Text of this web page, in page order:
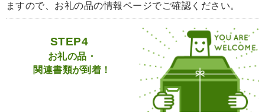
ますので、お礼の品の情報ページでご確認ください。
STEP4
お礼の品・
関連書類が到着！